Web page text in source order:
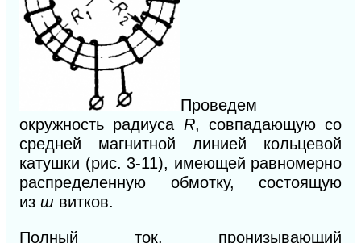
Проведем
окружность радиуса R, совпадающую со
средней магнитной линией кольцевой
катушки (рис. 3-11), имеющей равномерно
распределенную обмотку, состоящую
из ɯ витков.
Полный ток, пронизывающий